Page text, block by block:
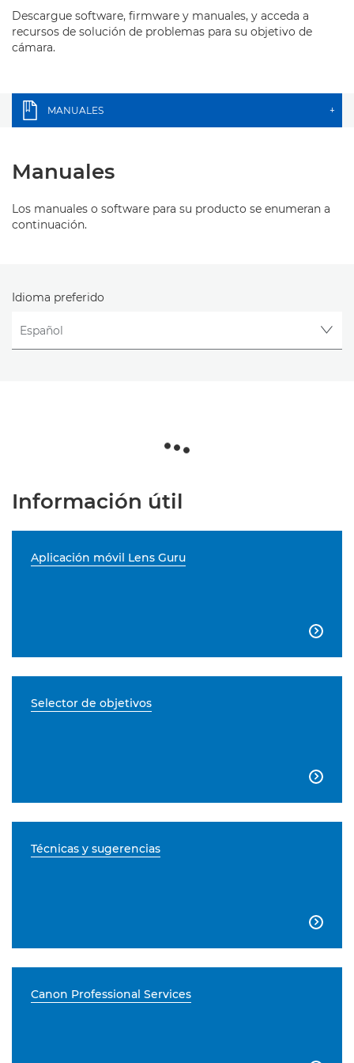
Descargue software, firmware y manuales, y acceda a
recursos de solución de problemas para su objetivo de
cámara.
MANUALES +
Manuales
Los manuales o software para su producto se enumeran a
continuación.
Idioma preferido
Información útil
Aplicación móvil Lens Guru

Selector de objetivos

Técnicas y sugerencias

Canon Professional Services